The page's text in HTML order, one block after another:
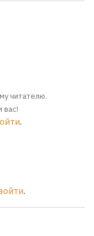
читателю.
вас!
.
.